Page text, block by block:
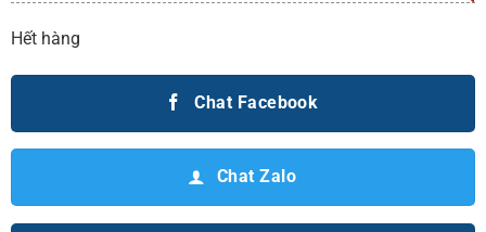
Hết hàng
Chat Facebook
Chat Zalo